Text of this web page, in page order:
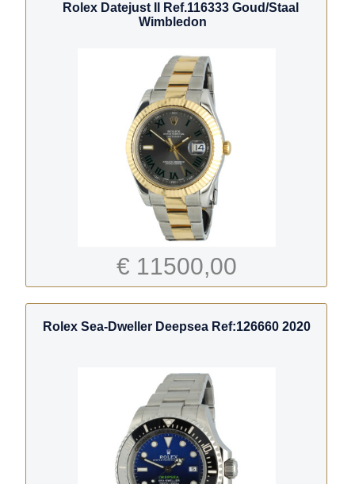
Rolex Datejust II Ref.116333 Goud/Staal
Wimbledon
€ 11500,00
Rolex Sea-Dweller Deepsea Ref:126660 2020